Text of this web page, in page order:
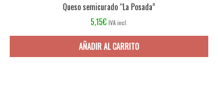
Queso semicurado “La Posada”
5,15€ IVA incl.
AÑADIR AL CARRITO